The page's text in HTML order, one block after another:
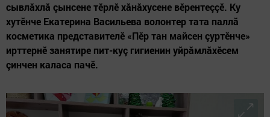
сывлăхлă çынсене тӗрлӗ хăнăхусене вӗрентеççӗ. Ку
хутӗнче Екатерина Васильева волонтер тата паллă
косметика представителӗ «Пӗр тан майсен çуртӗнче»
ирттернӗ занятире пит-куç гигиенин уйрăмлăхӗсем
çинчен каласа пачӗ.